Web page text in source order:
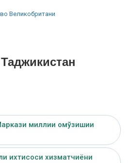
Великобритани
миллии омўзишии
ихтисоси хизматчиёни